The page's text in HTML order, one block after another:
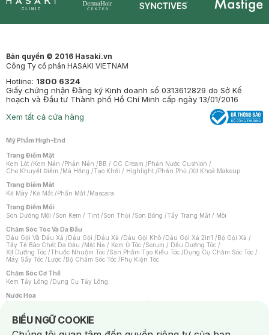
Bản quyền © 2016 Hasaki.vn
Công Ty cổ phần HASAKI VIETNAM
Hotline: 1800 6324
Giấy chứng nhận Đăng ký Kinh doanh số 0313612829 do Sở Kế
hoạch và Đầu tư Thành phố Hồ Chí Minh cấp ngày 13/01/2016
Xem tất cả cửa hàng
Mỹ Phẩm High-End
Trang Điểm Mặt
Kem Lót /Kem Nền /Phấn Nền /BB / CC Cream /Phấn Nước Cushion /
Che Khuyết Điểm /Má Hồng /Tạo Khối / Highlight /Phấn Phủ /Xịt Khoá Makeup
Trang Điểm Mắt
Kẻ Mày /Kẻ Mắt /Phấn Mắt /Mascara
Trang Điểm Môi
Son Dưỡng Môi /Son Kem / Tint /Son Thỏi /Son Bóng /Tẩy Trang Mắt / Môi
Chăm Sóc Tóc Và Da Đầu
Dầu Gội Và Dầu Xả /Dầu Gội /Dầu Xả /Dầu Gội Khô /Dầu Gội Xả 2in1 /Bộ Gội Xả /
Tẩy Tế Bào Chết Da Đầu /Mặt Nạ / Kem Ủ Tóc /Serum / Dầu Dưỡng Tóc /
Xịt Dưỡng Tóc /Thuốc Nhuộm Tóc /Sản Phẩm Tạo Kiểu Tóc /Dụng Cụ Chăm Sóc Tóc /
Máy Sấy Tóc /Lược /Bộ Chăm Sóc Tóc /Phụ Kiện Tóc
Chăm Sóc Cơ Thể
Kem Tẩy Lông /Dụng Cụ Tẩy Lông
Nước Hoa
Nước Hoa Nữ
Chăm Sóc Cá Nhân
Chống Muỗi /Khẩu Trang /Máy Massage/Mặt Nạ Xông Hơi /Nước Rửa Tay/
BIỂU NGỮ COOKIE
Notice about cookies usage